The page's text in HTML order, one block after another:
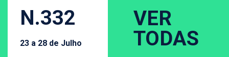
N.332
23 a 28 de Julho
VER
TODAS